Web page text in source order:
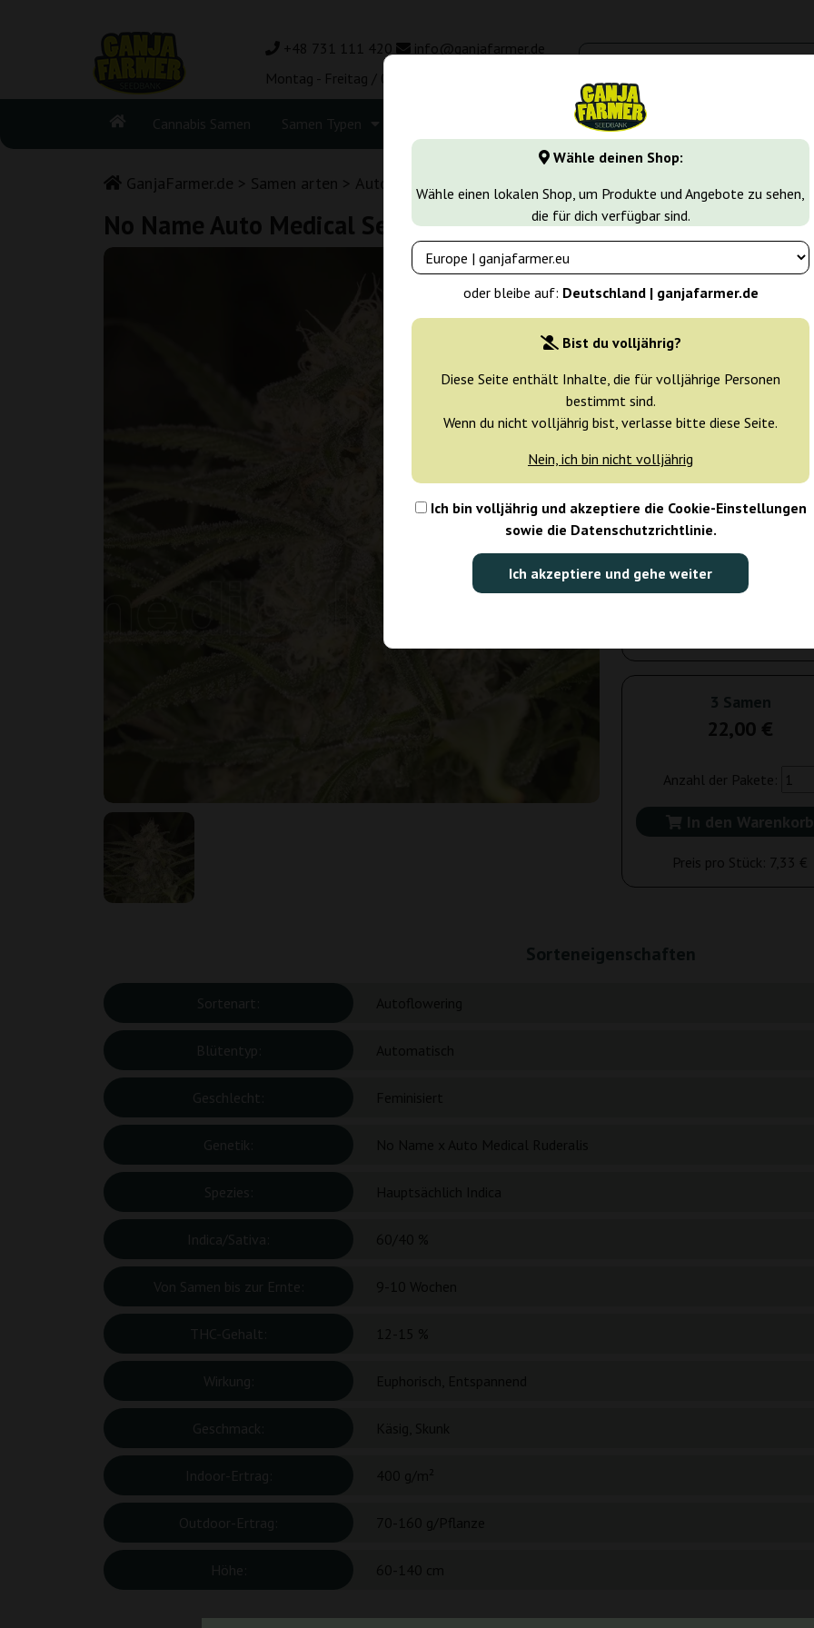
Wähle deinen Shop:
Wähle einen lokalen Shop, um Produkte und Angebote zu sehen,
die für dich verfügbar sind.
oder bleibe auf: Deutschland | ganjafarmer.de
Bist du volljährig?
Diese Seite enthält Inhalte, die für volljährige Personen
bestimmt sind.
Wenn du nicht volljährig bist, verlasse bitte diese Seite.
Nein, ich bin nicht volljährig
Ich bin volljährig und akzeptiere die Cookie-Einstellungen
sowie die Datenschutzrichtlinie.
Ich akzeptiere und gehe weiter
+48 731 111 420
info@ganjafarmer.de
Montag - Freitag / 08:00 - 16:00
Cannabis Samen Samen Typen Cannabis Sorten
GanjaFarmer.de Samen arten Autoflower Cannabissamen
No Name Auto Medical Seeds
Medical Seeds
3 Samen
Versand in 3-7
Tagen
5 Samen
Versand in 3-7
Tagen
10 Samen
3 Samen
22,00 €
Anzahl der Pakete:
In den Warenkorb
Preis pro Stück: 7,33 €
Sorteneigenschaften
Sortenart:
Blütentyp:
Geschlecht:
Genetik:
Spezies:
Indica/Sativa:
Von Samen bis zur Ernte:
THC-Gehalt:
Wirkung:
Geschmack:
Indoor-Ertrag:
Outdoor-Ertrag:
Höhe: